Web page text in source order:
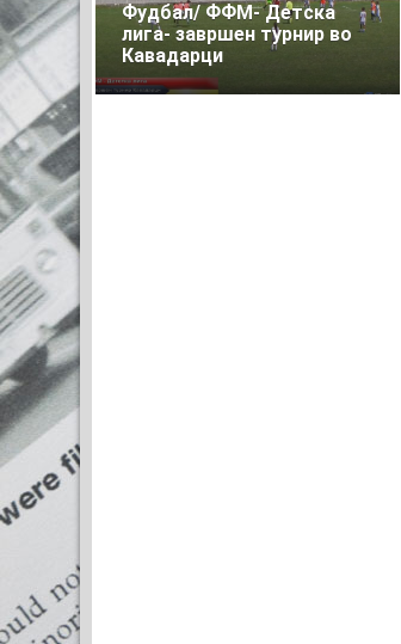
Фудбал/ ФФМ- Детскa
лига- завршен турнир во
Кавадарци